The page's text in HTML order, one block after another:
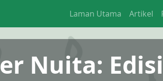
Laman Utama Artikel
Nuita: